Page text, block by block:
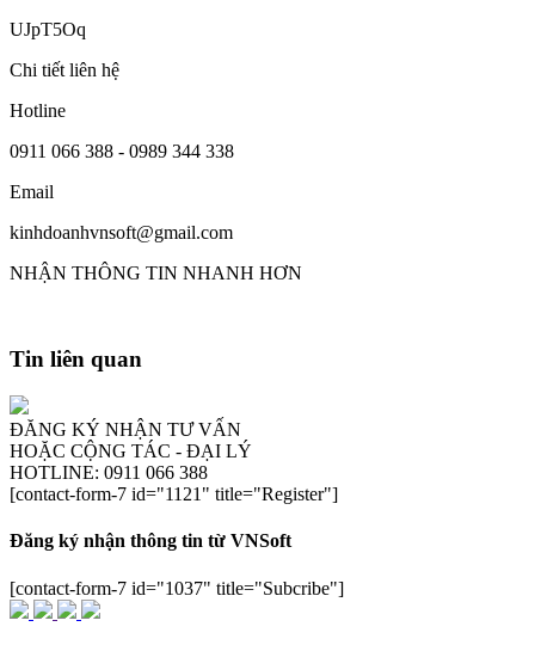
UJpT5Oq
Chi tiết liên hệ
Hotline
0911 066 388 - 0989 344 338
Email
kinhdoanhvnsoft@gmail.com
NHẬN THÔNG TIN NHANH HƠN
Tin liên quan
ĐĂNG KÝ NHẬN TƯ VẤN
HOẶC CỘNG TÁC - ĐẠI LÝ
HOTLINE: 0911 066 388
[contact-form-7 id="1121" title="Register"]
Đăng ký nhận thông tin từ VNSoft
[contact-form-7 id="1037" title="Subcribe"]